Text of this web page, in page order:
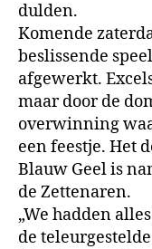
dulden.
Komende
beslissende
afgewerkt.
maar door de
overwinning
een feestje. Het
Blauw Geel is
de Zetten­aren.
„We hadden
de